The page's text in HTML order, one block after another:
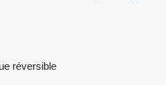
réversible